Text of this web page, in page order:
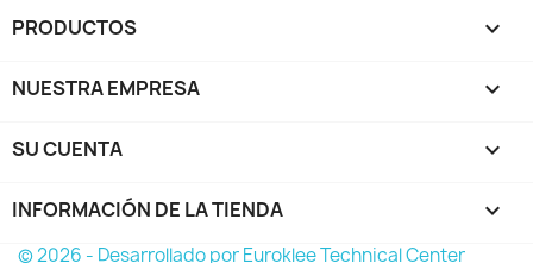
PRODUCTOS 
NUESTRA EMPRESA 
SU CUENTA 
INFORMACIÓN DE LA TIENDA keyboard_arrow_down
© 2026 - Desarrollado por Euroklee Technical Center